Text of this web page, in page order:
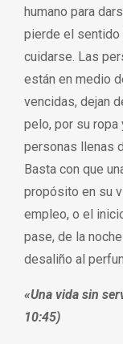
humano para
pierde el sentido
cuidarse. Las
están en medio
vencidas, dejan
pelo, por su ropa
personas llenas
Basta con que
propósito en su
empleo, o el
pase, de la
desaliño al
«Una vida sin
10:45)